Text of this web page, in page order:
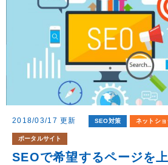
2018/03/17 更新 SEO対策 ネットショ
ポータルサイト
SEOで希望するページを